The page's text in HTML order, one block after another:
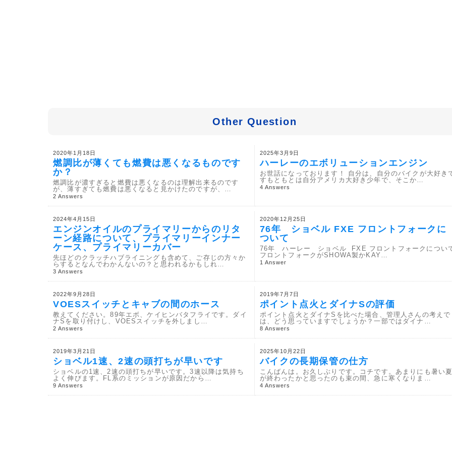
Other Question
2020年1月18日
燃調比が薄くても燃費は悪くなるものです
か？
燃調比が濃すぎると燃費は悪くなるのは理解出来るのです
が、薄すぎても燃費は悪くなると見かけたのですが、…
2 Answers
2025年3月9日
ハーレーのエボリューションエンジン
お世話になっております！ 自分は、自分のバイクが大好き
すもともとは自分アメリカ大好き少年で、そこか…
4 Answers
2024年4月15日
エンジンオイルのプライマリーからのリタ
ーン経路について、プライマリーインナー
ケース、プライマリーカバー
先ほどのクラッチハブライニングも含めて、ご存じの方々か
らするとなんでわかんないの？と思われるかもしれ…
3 Answers
2020年12月25日
76年 ショベル FXE フロントフォークに
ついて
76年 ハーレー ショベル FXE フロントフォークについ
フロントフォークがSHOWA製かKAY…
1 Answer
2022年9月28日
VOESスイッチとキャブの間のホース
教えてください。89年エボ、ケイヒンバタフライです。ダイ
ナSを取り付けし、VOESスイッチを外しまし…
2 Answers
2019年7月7日
ポイント点火とダイナSの評価
ポイント点火とダイナSを比べた場合、管理人さんの考えで
は、どう思っていますでしょうか？一部ではダイナ…
8 Answers
2019年3月21日
ショベル1速、2速の頭打ちが早いです
ショベルの1速、2速の頭打ちが早いです。3速以降は気持ち
よく伸びます。FL系のミッションが原因だから…
9 Answers
2025年10月22日
バイクの長期保管の仕方
こんばんは。お久しぶりです。コチです。あまりにも暑い
が終わったかと思ったのも束の間、急に寒くなりま…
4 Answers